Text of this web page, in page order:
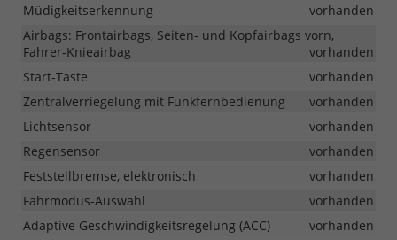
Müdigkeitserkennung
vorhanden
Airbags: Frontairbags, Seiten- und Kopfairbags vorn,
Fahrer-Knieairbag
vorhanden
Start-Taste
vorhanden
Zentralverriegelung mit Funkfernbedienung
vorhanden
Lichtsensor
vorhanden
Regensensor
vorhanden
Feststellbremse, elektronisch
vorhanden
Fahrmodus-Auswahl
vorhanden
Adaptive Geschwindigkeitsregelung (ACC)
vorhanden